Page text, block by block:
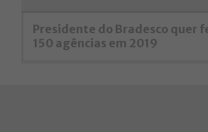
Presidente do Bradesco quer
150 agências em 2019